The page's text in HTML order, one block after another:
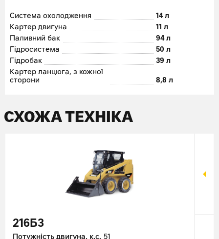
Система охолодження
14 л
Картер двигуна
11 л
Паливний бак
94 л
Гідросистема
50 л
Гідробак
39 л
Картер ланцюга, з кожної
сторони
8,8 л
СХОЖА ТЕХНІКА
216Б3
Потужність двигуна, к.с. 51